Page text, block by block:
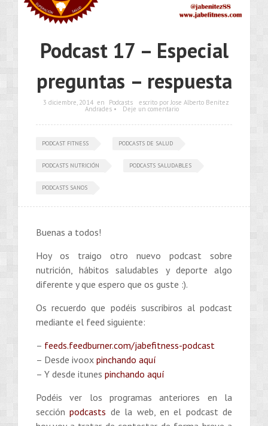
Podcast 17 – Especial
preguntas – respuesta
3 diciembre, 2014 en Podcasts escrito por Jose Alberto Benítez
Andrades • Deje un comentario
PODCAST FITNESS PODCASTS DE SALUD
PODCASTS NUTRICIÓN PODCASTS SALUDABLES
PODCASTS SANOS
Buenas a todos!
Hoy os traigo otro nuevo podcast sobre
nutrición, hábitos saludables y deporte algo
diferente y que espero que os guste :).
Os recuerdo que podéis suscribiros al podcast
mediante el feed siguiente:
– feeds.feedburner.com/jabefitness-podcast
– Desde ivoox pinchando aquí
– Y desde itunes pinchando aquí
Podéis ver los programas anteriores en la
secciónpodcasts de la web, en el podcast de